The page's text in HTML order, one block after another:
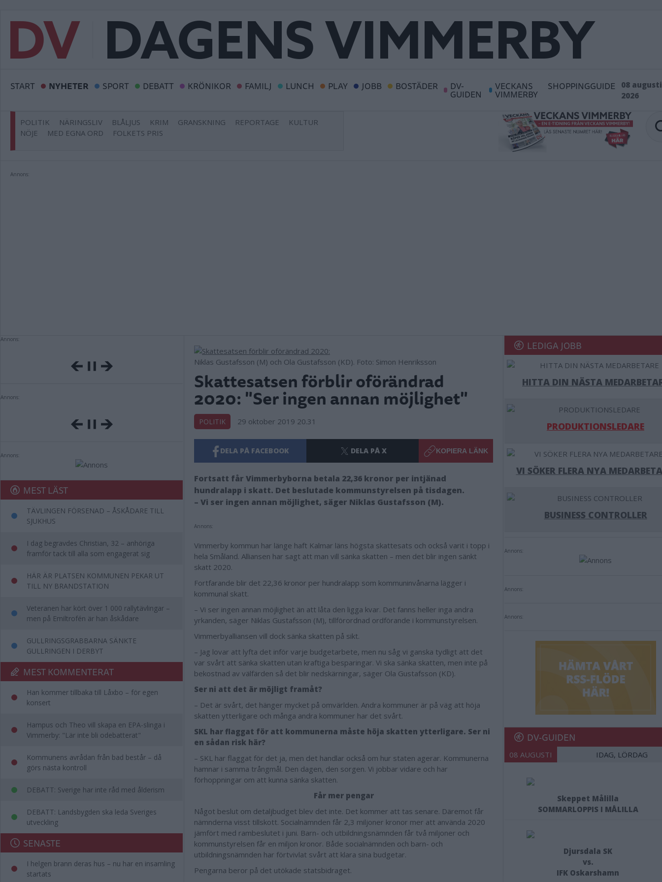
START NYHETER SPORT DEBATT KRÖNIKOR FAMILJ LUNCH PLAY JOBB BOSTÄDER DV-
GUIDEN
VECKANS
VIMMERBY
SHOPPINGGUIDE
08 augusti
2026
POLITIK NÄRINGSLIV BLÅLJUS KRIM GRANSKNING REPORTAGE
KULTUR
NÖJE
MED EGNA ORD FOLKETS PRIS
Annons:
Annons:
Annons:
Annons:
MEST LÄST
TÄVLINGEN FÖRSENAD – ÅSKÅDARE TILL
SJUKHUS
I dag begravdes Christian, 32 – anhöriga
framför tack till alla som engagerat sig
HÄR ÄR PLATSEN KOMMUNEN PEKAR UT
TILL NY BRANDSTATION
Veteranen har kört över 1 000 rallytävlingar –
men på Emiltrofén är han åskådare
GULLRINGSGRABBARNA SÄNKTE
GULLRINGEN I DERBYT
MEST KOMMENTERAT
Han kommer tillbaka till Låxbo – för egen
konsert
Hampus och Theo vill skapa en EPA-slinga i
Vimmerby: "Lär inte bli odebatterat"
Kommunens avrådan från bad består – då
görs nästa kontroll
DEBATT: Sverige har inte råd med ålderism
DEBATT: Landsbygden ska leda Sveriges
utveckling
SENASTE
I helgen brann deras hus – nu har en insamling
startats
Niklas Gustafsson (M) och Ola Gustafsson (KD). Foto: Simon Henriksson
Skattesatsen förblir oförändrad
2020: "Ser ingen annan möjlighet"
POLITIK 29 oktober 2019 20.31
DELA PÅ FACEBOOK DELA PÅ X KOPIERA LÄNK
Fortsatt får Vimmerbyborna betala 22,36 kronor per intjänad
hundralapp i skatt. Det beslutade kommunstyrelsen på tisdagen.
– Vi ser ingen annan möjlighet, säger Niklas Gustafsson (M).
Annons:
Vimmerby kommun har länge haft Kalmar läns högsta skattesats och också varit i topp i
hela Småland. Alliansen har sagt att man vill sänka skatten – men det blir ingen sänkt
skatt 2020.
Fortfarande blir det 22,36 kronor per hundralapp som kommuninvånarna lägger i
kommunal skatt.
– Vi ser ingen annan möjlighet än att låta den ligga kvar. Det fanns heller inga andra
yrkanden, säger Niklas Gustafsson (M), tillförordnad ordförande i kommunstyrelsen.
Vimmerbyalliansen vill dock sänka skatten på sikt.
– Jag lovar att lyfta det inför varje budgetarbete, men nu såg vi ganska tydligt att det
var svårt att sänka skatten utan kraftiga besparingar. Vi ska sänka skatten, men inte på
bekostnad av välfärden så det blir nedskärningar, säger Ola Gustafsson (KD).
Ser ni att det är möjligt framåt?
– Det är svårt, det hänger mycket på omvärlden. Andra kommuner är på väg att höja
skatten ytterligare och många andra kommuner har det svårt.
SKL har flaggat för att kommunerna måste höja skatten ytterligare. Ser ni
en sådan risk här?
– SKL har flaggat för det ja, men det handlar också om hur staten agerar. Kommunerna
hamnar i samma trångmål. Den dagen, den sorgen. Vi jobbar vidare och har
förhoppningar om att kunna sänka skatten.
Får mer pengar
Något beslut om detaljbudget blev det inte. Det kommer att tas senare. Däremot får
nämnderna visst tillskott. Socialnämnden får 2,3 miljoner kronor mer att använda 2020
jämfört med rambeslutet i juni. Barn- och utbildningsnämnden får två miljoner och
kommunstyrelsen får en miljon kronor. Både socialnämnden och barn- och
utbildningsnämnden har förtvivlat svårt att klara sina budgetar.
Pengarna beror på det utökade statsbidraget.
LEDIGA JOBB
HITTA DIN NÄSTA
PRODUKTIONSLEDARE
VI SÖKER FLERA NYA
BUSINESS CONTROLLER
Annons:
Annons:
Annons:
DV-GUIDEN
08 AUGUSTI IDAG, LÖRDAG
Skeppet Målilla
SOMMARLOPPIS I MÅLILLA
Djursdala SK
vs.
IFK Oskarshamn